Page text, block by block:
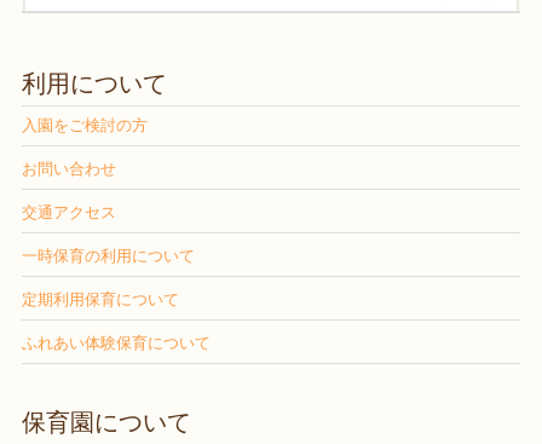
利用について
入園をご検討の方
お問い合わせ
交通アクセス
一時保育の利用について
定期利用保育について
ふれあい体験保育について
保育園について